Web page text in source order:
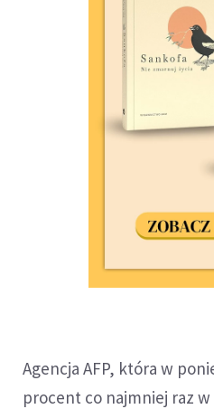
Agencja AFP, która w
procent co najmniej raz